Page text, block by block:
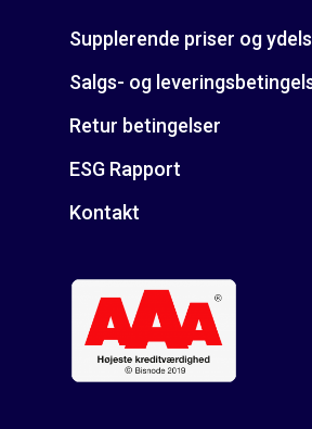
Supplerende priser og
Salgs- og
Retur betingelser
ESG Rapport
Kontakt